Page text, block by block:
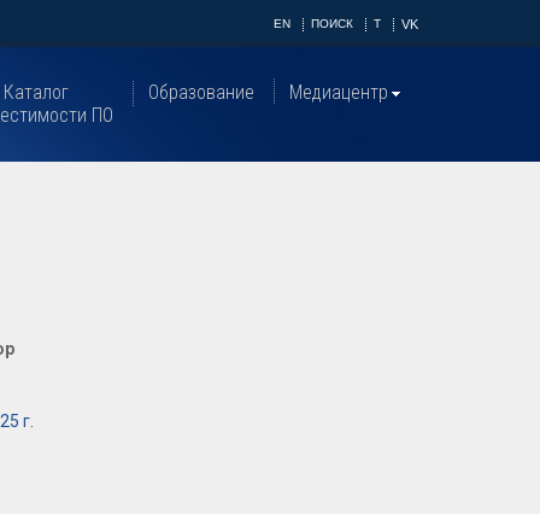
EN ПОИСК T VK
Каталог
ПО
Образование Медиацентр
г.